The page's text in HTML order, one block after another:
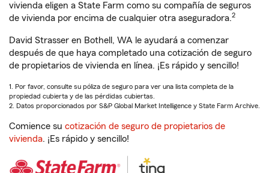
vivienda eligen a State Farm como su compañía de seguros
de vivienda por encima de cualquier otra aseguradora.2
David Strasser en Bothell, WA le ayudará a comenzar
después de que haya completado una cotización de seguro
de propietarios de vivienda en línea. ¡Es rápido y sencillo!
1. Por favor, consulte su póliza de seguro para ver una lista completa de la
propiedad cubierta y de las pérdidas cubiertas.
2. Datos proporcionados por S&P Global Market Intelligence y State Farm Archive.
Comience su cotización de seguro de propietarios de
vivienda. ¡Es rápido y sencillo!